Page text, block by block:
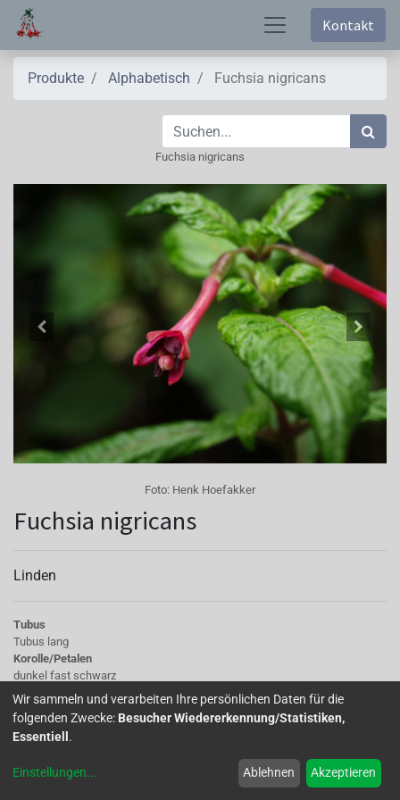
Kontakt
Produkte Alphabetisch Fuchsia nigricans
Fuchsia nigricans
Foto: Henk Hoefakker
Fuchsia nigricans
Linden
Tubus
Tubus lang
Korolle/Petalen
dunkel fast schwarz
Stempel
Stempel weiß
Wuchs
Aufrecht
F.nigricans, was die Schwarzen bedeutet, stammt aus
Wir sammeln und verarbeiten Ihre persönlichen Daten für die
folgenden Zwecke: Besucher Wiedererkennung/Statistiken,
Essentiell .
Einstellungen... Ablehnen Akzeptieren